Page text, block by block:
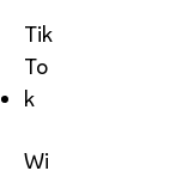
Tik
To
k
Wi